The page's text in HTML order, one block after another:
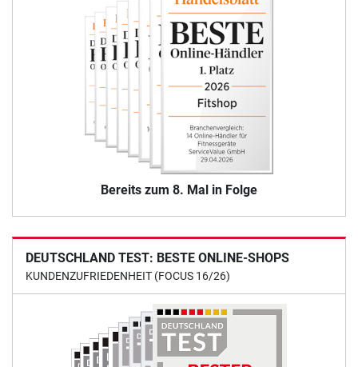
Bereits zum 8. Mal in Folge
DEUTSCHLAND TEST: BESTE ONLINE-SHOPS
KUNDENZUFRIEDENHEIT (FOCUS 16/26)